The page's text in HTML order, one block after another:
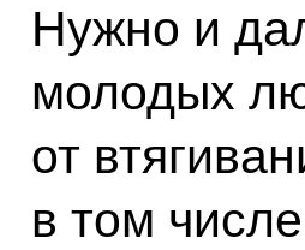
Нужно и
молодых
от
в том